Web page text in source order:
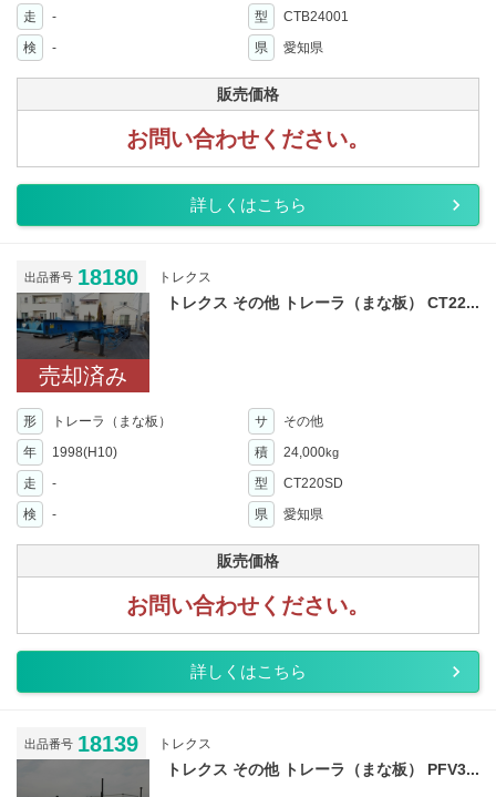
走 - 型
CTB24001
検
- 県 愛知県
販売価格
お問い合わせください。
詳しくはこちら
出品番号 18180 トレクス
売却済み
トレクス その他 トレーラ（まな板） CT22...
形 トレーラ（まな板） サ
その他
年
1998(H10) 積 24,000kg
走 - 型
CT220SD
検
- 県 愛知県
販売価格
お問い合わせください。
詳しくはこちら
出品番号 18139 トレクス
トレクス その他 トレーラ（まな板） PFV3...